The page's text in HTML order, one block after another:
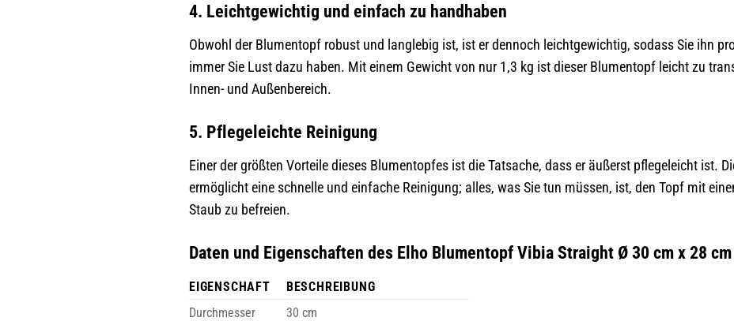
4. Leichtgewichtig und einfach zu handhaben
Obwohl der Blumentopf robust und langlebig ist, ist er dennoch leichtgewichtig, sodass Sie ihn
immer Sie Lust dazu haben. Mit einem Gewicht von nur 1,3 kg ist dieser Blumentopf leicht zu
Innen- und Außenbereich.
5. Pflegeleichte Reinigung
Einer der größten Vorteile dieses Blumentopfes ist die Tatsache, dass er äußerst pflegeleicht ist.
ermöglicht eine schnelle und einfache Reinigung; alles, was Sie tun müssen, ist, den Topf mit
Staub zu befreien.
Daten und Eigenschaften des Elho Blumentopf Vibia Straight Ø 30 cm x 28
EIGENSCHAFT
BESCHREIBUNG
Durchmesser
30 cm